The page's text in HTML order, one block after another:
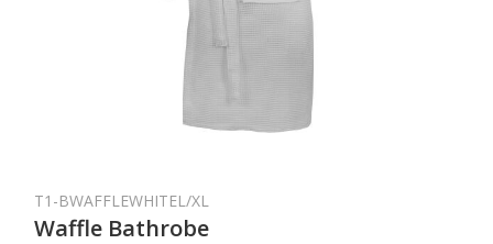
T1-BWAFFLEWHITEL/XL
Waffle Bathrobe